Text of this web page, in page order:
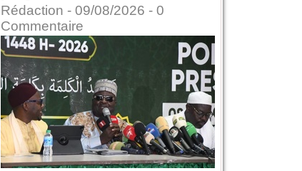
Rédaction - 09/08/2026 - 0
Commentaire